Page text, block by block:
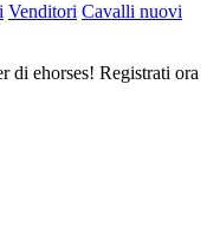
Venditori Cavalli nuovi
di ehorses! Registrati ora